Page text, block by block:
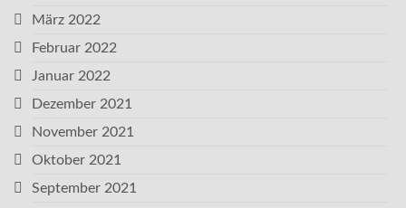
März 2022
Februar 2022
Januar 2022
Dezember 2021
November 2021
Oktober 2021
September 2021